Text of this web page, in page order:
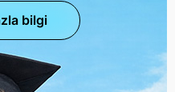
bilgi